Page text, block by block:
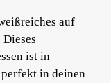
auf
ist in
in deinen